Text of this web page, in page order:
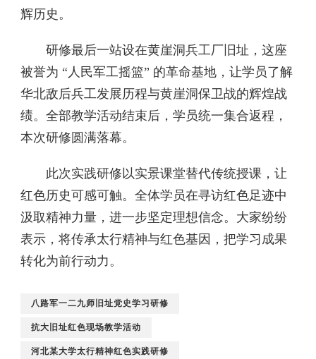
辉历史。
研修最后一站设在黄崖洞兵工厂旧址，这座
被誉为 “人民军工摇篮” 的革命基地，让学员了解
华北敌后兵工发展历程与黄崖洞保卫战的辉煌战
绩。全部教学活动结束后，学员统一集合返程，
本次研修圆满落幕。
此次实践研修以实景课堂替代传统授课，让
红色历史可感可触。全体学员在寻访红色足迹中
汲取精神力量，进一步坚定理想信念。大家纷纷
表示，将传承太行精神与红色基因，把学习成果
转化为前行动力。
八路军一二九师旧址党史学习研修
抗大旧址红色现场教学活动
河北某大学太行精神红色实践研修